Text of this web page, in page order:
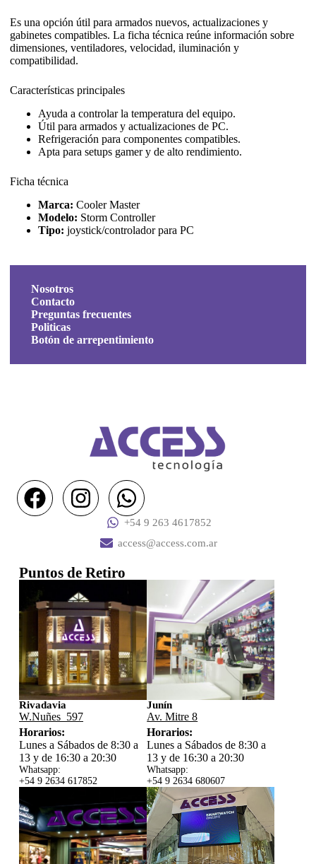
Es una opción útil para armados nuevos, actualizaciones y
gabinetes compatibles. La ficha técnica reúne información sobre
dimensiones, ventiladores, velocidad, iluminación y
compatibilidad.
Características principales
Ayuda a controlar la temperatura del equipo.
Útil para armados y actualizaciones de PC.
Refrigeración para componentes compatibles.
Apta para setups gamer y de alto rendimiento.
Ficha técnica
Marca: Cooler Master
Modelo: Storm Controller
Tipo: joystick/controlador para PC
Nosotros
Contacto
Preguntas frecuentes
Politicas
Botón de arrepentimiento
+54 9 263 4617852
access@access.com.ar
Puntos de Retiro
Rivadavia
W.Nuñes 597
Horarios:
Lunes a Sábados de 8:30 a
13 y de 16:30 a 20:30
Whatsapp:
+54 9 2634 617852
Junín
Av. Mitre 8
Horarios:
Lunes a Sábados de 8:30 a
13 y de 16:30 a 20:30
Whatsapp:
+54 9 2634 680607